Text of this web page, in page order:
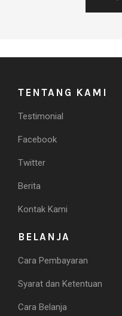
TENTANG KAMI
Testimonial
Facebook
Twitter
Berita
Kontak Kami
BELANJA
Cara Pembayaran
Syarat dan Ketentuan
Cara Belanja